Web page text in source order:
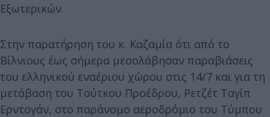
Εξωτερικών.
Στην παρατήρηση του κ. Καζαμία ότι από το
Βίλνιους έως σήμερα μεσολάβησαν παραβιάσεις
του ελληνικού εναέριου χώρου στις 14/7 και για τη
μετάβαση του Τούτκου Προέδρου, Ρετζέτ Ταγίπ
Ερντογάν, στο παράνομο αεροδρόμιο του Τύμπου